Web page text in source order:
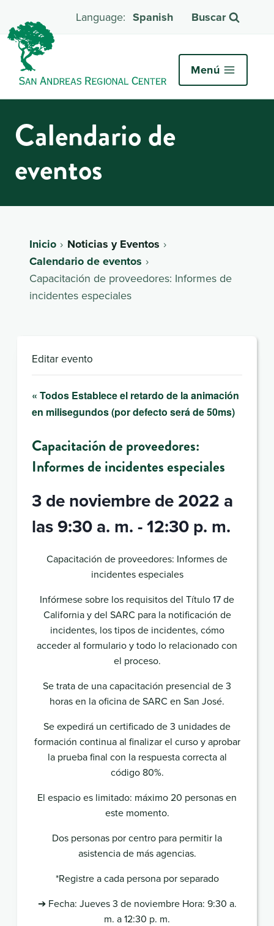
Spanish Buscar
Menú
Calendario de
eventos
Inicio
Noticias y Eventos
Calendario de eventos
Capacitación de proveedores: Informes de
incidentes especiales
Editar evento
« Todos Establece el retardo de la animación
en milisegundos (por defecto será de 50ms)
Capacitación de proveedores:
Informes de incidentes especiales
3 de noviembre de 2022 a
las 9:30 a. m. -12:30 p. m.
Capacitación de proveedores: Informes de
incidentes especiales
Infórmese sobre los requisitos del Título 17 de
California y del SARC para la notificación de
incidentes, los tipos de incidentes, cómo
acceder al formulario y todo lo relacionado con
el proceso.
Se trata de una capacitación presencial de 3
horas en la oficina de SARC en San José.
Se expedirá un certificado de 3 unidades de
formación continua al finalizar el curso y aprobar
la prueba final con la respuesta correcta al
código 80%.
El espacio es limitado: máximo 20 personas en
este momento.
Dos personas por centro para permitir la
asistencia de más agencias.
*Registre a cada persona por separado
➔ Fecha: Jueves 3 de noviembre Hora: 9:30 a.
m. a 12:30 p. m.